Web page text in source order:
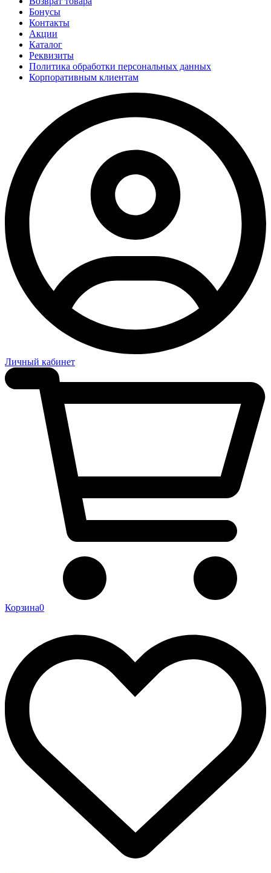
Бонусы
Контакты
Акции
Каталог
Реквизиты
Политика обработки персональных данных
Корпоративным клиентам
Личный кабинет
Корзина0